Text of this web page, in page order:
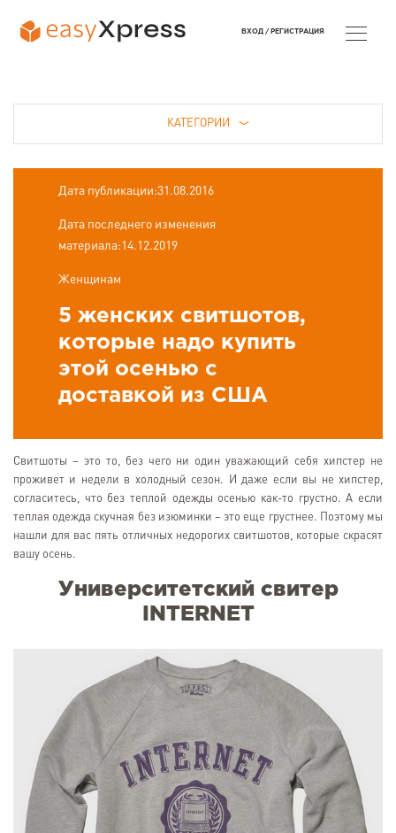
КАТЕГОРИИ
Дата публикации:31.08.2016
Дата последнего изменения
материала:14.12.2019
Женщинам
5 женских свитшотов,
которые надо купить
этой осенью с
доставкой из США
Свитшоты – это то, без чего ни один уважающий себя хипстер не
проживет и недели в холодный сезон. И даже если вы не хипстер,
согласитесь, что без теплой одежды осенью как-то грустно. А если
теплая одежда скучная без изюминки – это еще грустнее. Поэтому мы
нашли для вас пять отличных недорогих свитшотов, которые скрасят
вашу осень.
Университетский свитер
INTERNET
ВХОД / РЕГИСТРАЦИЯ